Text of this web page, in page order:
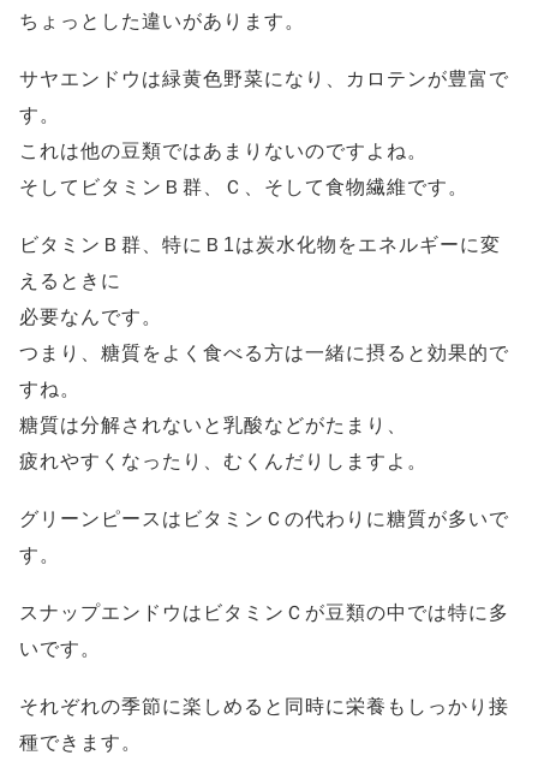
ちょっとした違いがあります。
サヤエンドウは緑黄色野菜になり、カロテンが豊富で
す。
これは他の豆類ではあまりないのですよね。
そしてビタミンＢ群、Ｃ、そして食物繊維です。
ビタミンＢ群、特にＢ1は炭水化物をエネルギーに変
えるときに
必要なんです。
つまり、糖質をよく食べる方は一緒に摂ると効果的で
すね。
糖質は分解されないと乳酸などがたまり、
疲れやすくなったり、むくんだりしますよ。
グリーンピースはビタミンＣの代わりに糖質が多いで
す。
スナップエンドウはビタミンＣが豆類の中では特に多
いです。
それぞれの季節に楽しめると同時に栄養もしっかり接
種できます。